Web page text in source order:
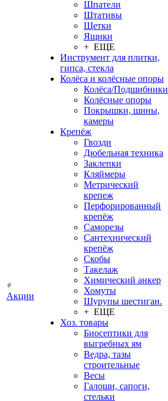
Акции
Шпатели
Штативы
Щетки
Ящики
+ ЕЩЕ
Инструмент для плитки,
гипса, стекла
Колёса и колёсные опоры
Колёса/Подшибники
Колёсные опоры
Покрышки, шины,
камеры
Крепёж
Гвозди
Дюбельная техника
Заклепки
Кляймеры
Метрический
крепеж
Перфорированный
крепёж
Саморезы
Сантехнический
крепёж
Скобы
Такелаж
Химический анкер
Хомуты
Шурупы шестиган.
+ ЕЩЕ
Хоз. товары
Биосептики для
выгребных ям
Ведра, тазы
строительные
Весы
Галоши, сапоги,
стельки